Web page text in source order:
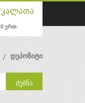
კალათა
0 ერთ.
დეპოზიტი